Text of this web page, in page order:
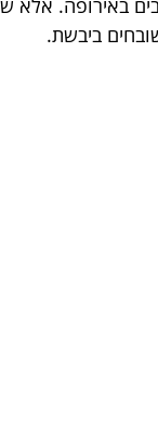
באירופה. אלא
ביבשת.